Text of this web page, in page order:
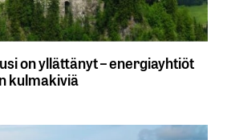
on yllättänyt – energiayhtiöt
kulmakiviä